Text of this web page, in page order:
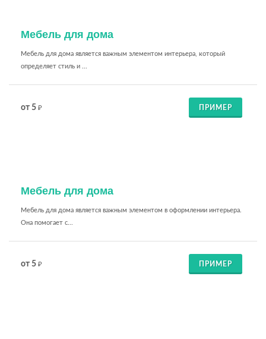
Мебель для дома
Мебель для дома является важным элементом интерьера, который
определяет стиль и ...
от 5 ₽ ПРИМЕР
Мебель для дома
Мебель для дома является важным элементом в оформлении интерьера.
Она помогает с...
от 5 ₽ ПРИМЕР